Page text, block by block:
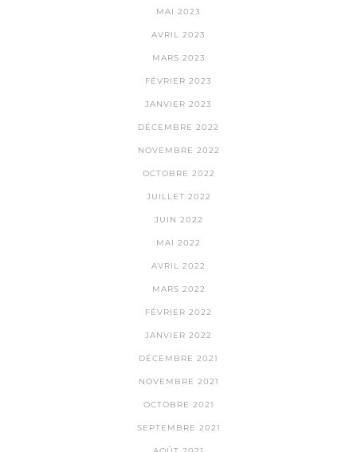
MAI 2023
AVRIL 2023
MARS 2023
FÉVRIER 2023
JANVIER 2023
DÉCEMBRE 2022
NOVEMBRE 2022
OCTOBRE 2022
JUILLET 2022
JUIN 2022
MAI 2022
AVRIL 2022
MARS 2022
FÉVRIER 2022
JANVIER 2022
DÉCEMBRE 2021
NOVEMBRE 2021
OCTOBRE 2021
SEPTEMBRE 2021